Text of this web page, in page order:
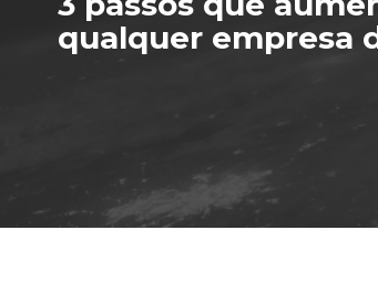
qualquer empresa